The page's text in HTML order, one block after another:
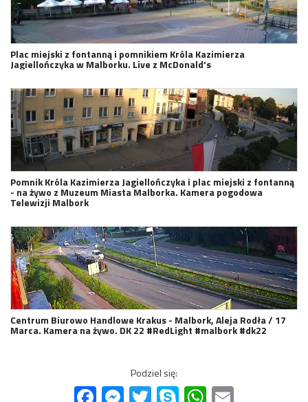
Plac miejski z fontanną i pomnikiem Króla Kazimierza
Jagiellończyka w Malborku. Live z McDonald's
Pomnik Króla Kazimierza Jagiellończyka i plac miejski z fontanną
- na żywo z Muzeum Miasta Malborka. Kamera pogodowa
Telewizji Malbork
Centrum Biurowo Handlowe Krakus - Malbork, Aleja Rodła / 17
Marca. Kamera na żywo. DK 22 #RedLight #malbork #dk22
Podziel się:
FacebookMessenger
Twitter Skype WhatsApp